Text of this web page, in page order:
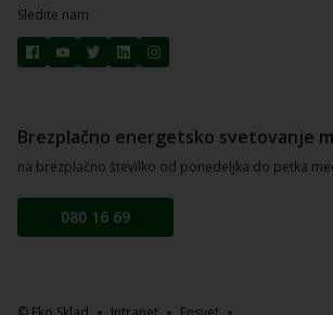
Sledite nam
Brezplačno energetsko svetovanje
na brezplačno številko od ponedeljka do petka
080 16 69